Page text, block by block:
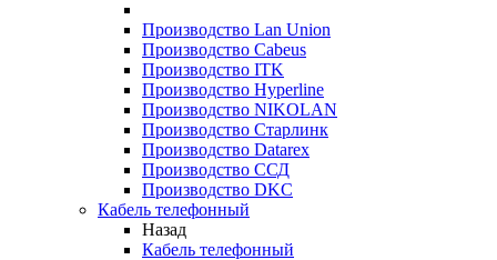
Производство Lan Union
Производство Cabeus
Производство ITK
Производство Hyperline
Производство NIKOLAN
Производство Старлинк
Производство Datarex
Производство ССД
Производство DKC
Кабель телефонный
Назад
Кабель телефонный